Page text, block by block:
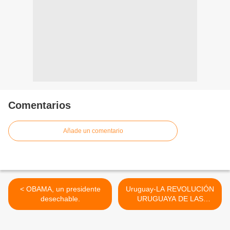
Comentarios
Añade un comentario
< OBAMA, un presidente
desechable.
Uruguay-LA REVOLUCIÓN
URUGUAYA DE LAS
CAMPERAS REVERSIBLES